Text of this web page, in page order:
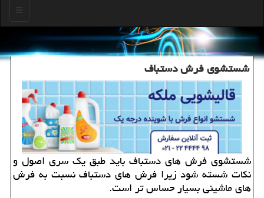
شستشوی فرش دستباف
شستشوی فرش های دستباف باید طبق یك سری اصول و
نكات شسته شود زیرا فرش های دستباف نسبت به فرش
های ماشینی بسیار حساس تر است.